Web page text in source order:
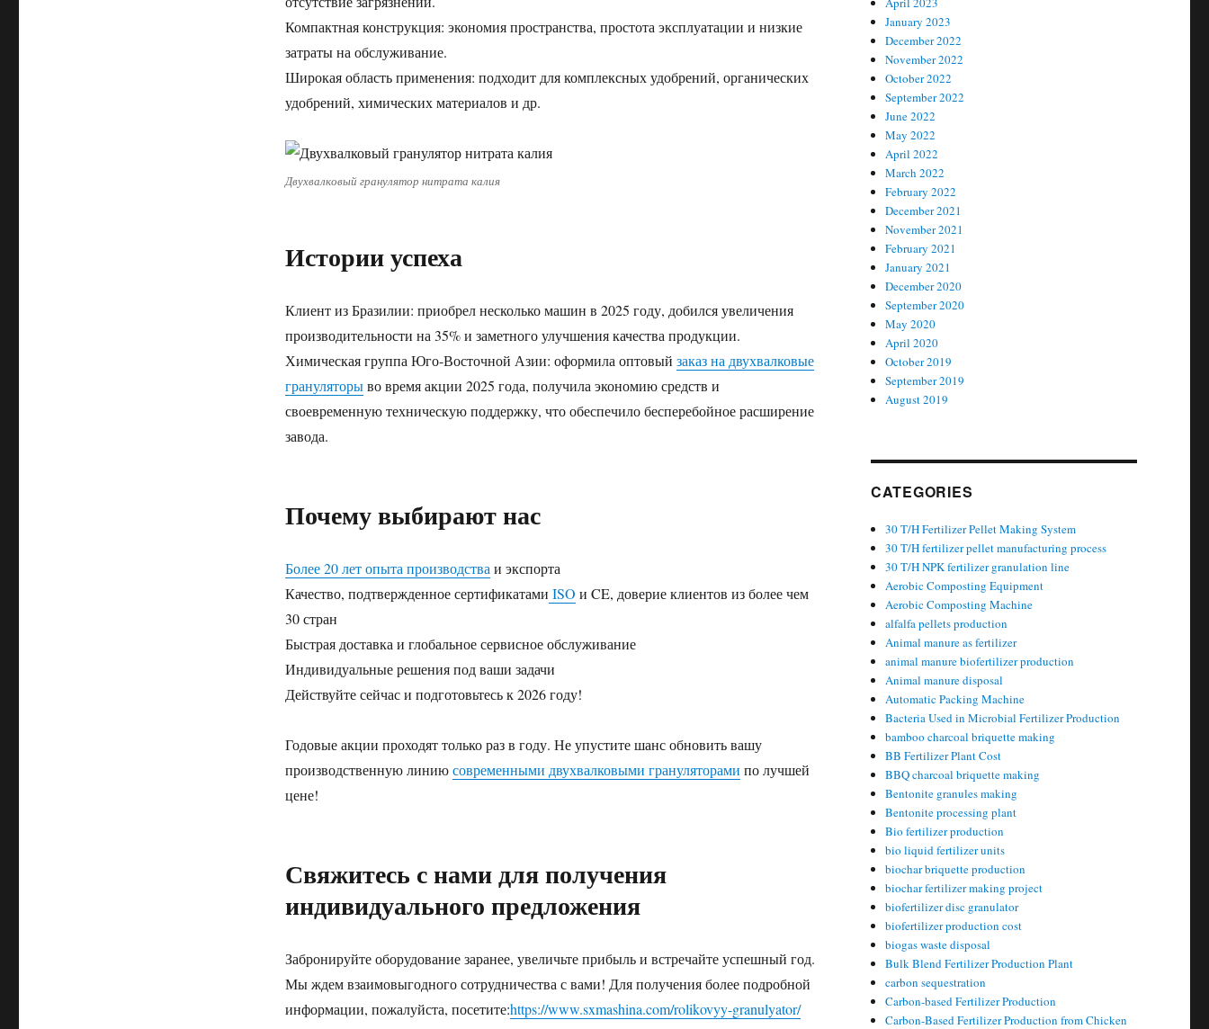
Компактная конструкция: экономия пространства, простота эксплуатации и низкие
затраты на обслуживание.
Широкая область применения: подходит для комплексных удобрений, органических
удобрений, химических материалов и др.
Двухвалковый гранулятор нитрата калия
Истории успеха
Клиент из Бразилии: приобрел несколько машин в 2025 году, добился увеличения
производительности на 35% и заметного улучшения качества продукции.
Химическая группа Юго-Восточной Азии: оформила оптовый заказ на двухвалковые
грануляторыво время акции 2025 года, получила экономию средств и
своевременную техническую поддержку, что обеспечило бесперебойное расширение
завода.
Почему выбирают нас
Более 20 лет опыта производства и экспорта
Качество, подтвержденное сертификатами ISO и CE, доверие клиентов из более чем
30 стран
Быстрая доставка и глобальное сервисное обслуживание
Индивидуальные решения под ваши задачи
Действуйте сейчас и подготовьтесь к 2026 году!
Годовые акции проходят только раз в году. Не упустите шанс обновить вашу
производственную линиюсовременными двухвалковыми грануляторами по лучшей
цене!
Свяжитесь с нами для получения
индивидуального предложения
Забронируйте оборудование заранее, увеличьте прибыль и встречайте успешный год.
Мы ждем взаимовыгодного сотрудничества с вами! Для получения более подробной
информации, пожалуйста, посетите:https://www.sxmashina.com/rolikovyy-granulyator/
January 2023
December 2022
November 2022
October 2022
September 2022
June 2022
May 2022
April 2022
March 2022
February 2022
December 2021
November 2021
February 2021
January 2021
December 2020
September 2020
May 2020
April 2020
October 2019
September 2019
August 2019
CATEGORIES
30 T/H Fertilizer Pellet Making System
30 T/H fertilizer pellet manufacturing process
30 T/H NPK fertilizer granulation line
Aerobic Composting Equipment
Aerobic Composting Machine
alfalfa pellets production
Animal manure as fertilizer
animal manure biofertilizer production
Animal manure disposal
Automatic Packing Machine
Bacteria Used in Microbial Fertilizer Production
bamboo charcoal briquette making
BB Fertilizer Plant Cost
BBQ charcoal briquette making
Bentonite granules making
Bentonite processing plant
Bio fertilizer production
bio liquid fertilizer units
biochar briquette production
biochar fertilizer making project
biofertilizer disc granulator
biofertilizer production cost
biogas waste disposal
Bulk Blend Fertilizer Production Plant
carbon sequestration
Carbon-based Fertilizer Production
Carbon-Based Fertilizer Production from Chicken